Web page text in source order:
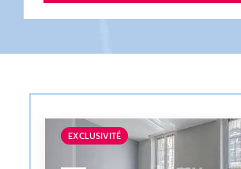
EXCLUSIVITÉ